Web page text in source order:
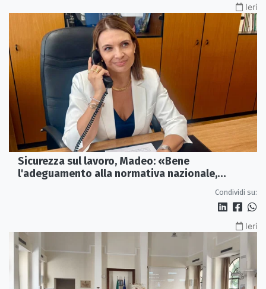
Ieri
Sicurezza sul lavoro, Madeo: «Bene
l'adeguamento alla normativa nazionale,
Condividi su:
Ieri